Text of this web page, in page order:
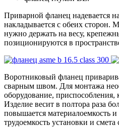
Приварной фланец надевается
накладывается с обеих сторон.
нужно держать на весу,
позиционируются в
Воротниковый фланец
сварным швом. Для монтажа
оборудование,
Изделие весит в полтора раза
повышается материалоемкость и
трудоемкость установки и смета